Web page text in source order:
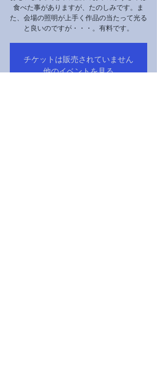
食べた事がありますが、たのしみです。ま
た、会場の照明が上手く作品の当たって光る
と良いのですが・・・。有料です。
チケットは販売されていません
他のイベントを見る